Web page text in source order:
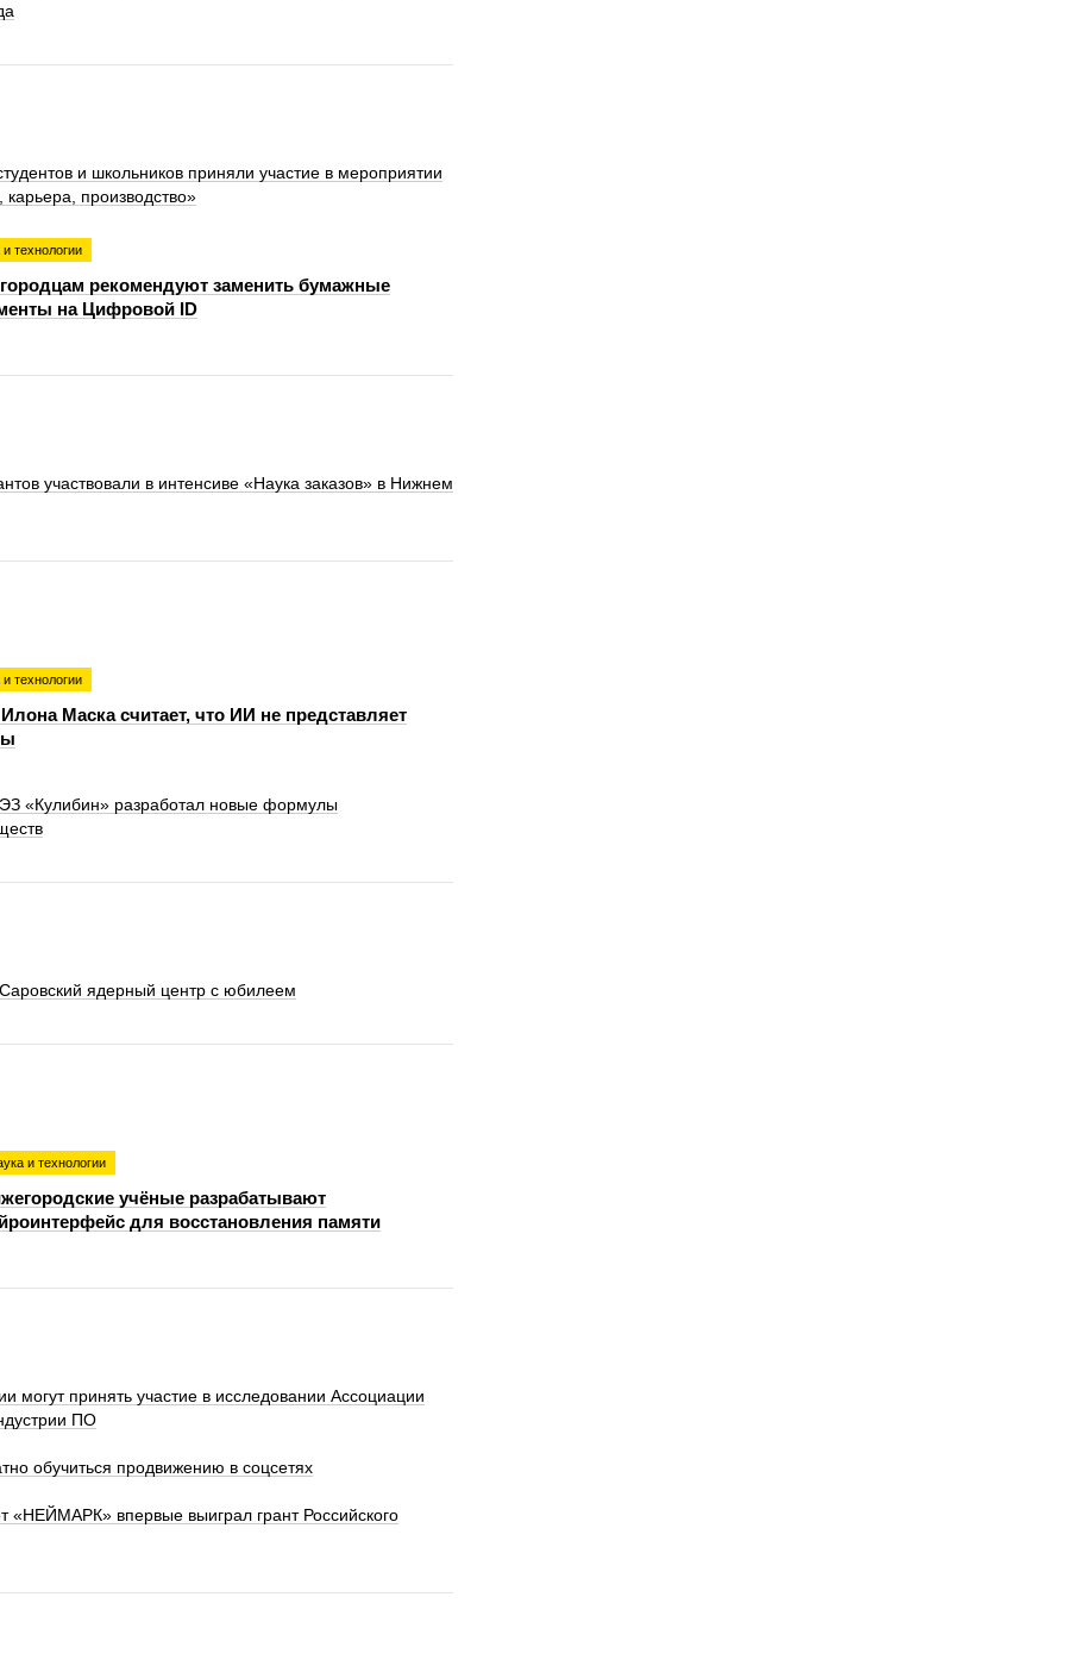
и школьников приняли участие в мероприятии
производство»
технологии
рекомендуют заменить бумажные
на Цифровой ID
участвовали в интенсиве «Наука заказов» в Нижнем
технологии
Маска считает, что ИИ не представляет
«Кулибин» разработал новые формулы
ядерный центр с юбилеем
и технологии
учёные разрабатывают
для восстановления памяти
могут принять участие в исследовании Ассоциации
ПО
обучиться продвижению в соцсетях
«НЕЙМАРК» впервые выиграл грант Российского